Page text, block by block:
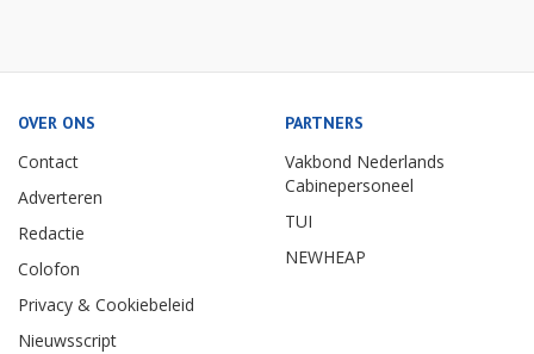
OVER ONS
Contact
Adverteren
Redactie
Colofon
Privacy & Cookiebeleid
Nieuwsscript
PARTNERS
Vakbond Nederlands
Cabinepersoneel
TUI
NEWHEAP